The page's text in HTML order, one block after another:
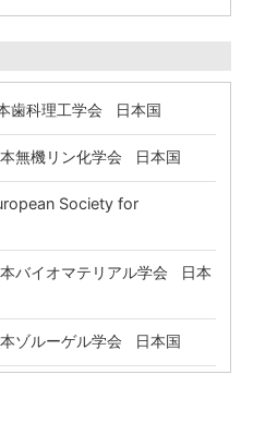
歯科理工学会 日本国
無機リン化学会 日本国
Society for
バイオマテリアル学会 日本
ゾルーゲル学会 日本国